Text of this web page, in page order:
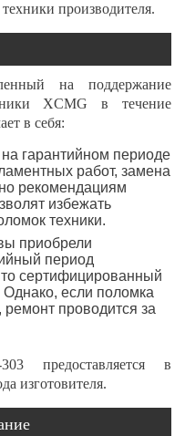
производителя.
на поддержание
XCMG в течение
в себя:
гарантийном периоде
работ, замена
рекомендациям
избежать
техники.
приобрели
период
сертифицированный
Однако, если поломка
проводится за
предоставляется в
изготовителя.